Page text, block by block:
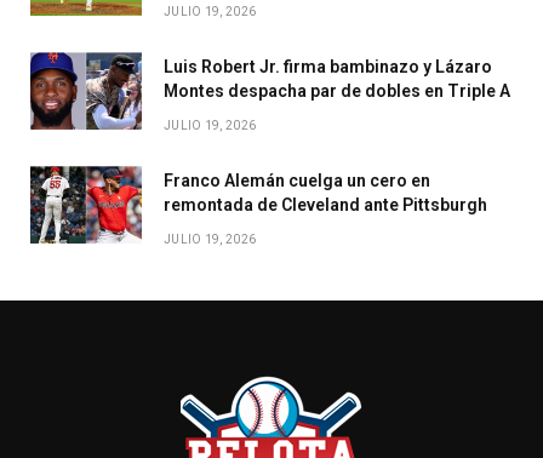
JULIO 19, 2026
Luis Robert Jr. firma bambinazo y Lázaro
Montes despacha par de dobles en Triple A
JULIO 19, 2026
Franco Alemán cuelga un cero en
remontada de Cleveland ante Pittsburgh
JULIO 19, 2026